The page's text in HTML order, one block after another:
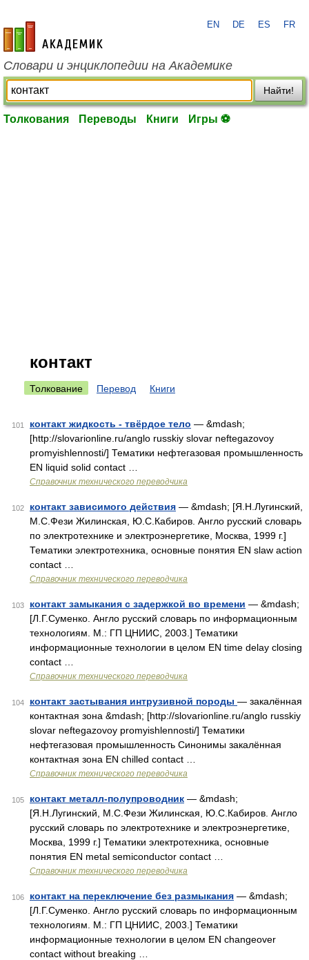
academic.ru
EN DE ES FR
Словари и энциклопедии на Академике
Найти!
Толкования Переводы Книги Игры ⚽
контакт
Толкование Перевод Книги
101 контакт жидкость - твёрдое тело — &mdash;
[http://slovarionline.ru/anglo russkiy slovar neftegazovoy
promyishlennosti/] Тематики нефтегазовая промышленность
EN liquid solid contact …
Справочник технического переводчика
102 контакт зависимого действия — &mdash; [Я.Н.Лугинский,
М.С.Фези Жилинская, Ю.С.Кабиров. Англо русский словарь
по электротехнике и электроэнергетике, Москва, 1999 г.]
Тематики электротехника, основные понятия EN slaw action
contact …
Справочник технического переводчика
103 контакт замыкания с задержкой во времени — &mdash;
[Л.Г.Суменко. Англо русский словарь по информационным
технологиям. М.: ГП ЦНИИС, 2003.] Тематики
информационные технологии в целом EN time delay closing
contact …
Справочник технического переводчика
104 контакт застывания интрузивной породы — закалённая
контактная зона &mdash; [http://slovarionline.ru/anglo russkiy
slovar neftegazovoy promyishlennosti/] Тематики
нефтегазовая промышленность Синонимы закалённая
контактная зона EN chilled contact …
Справочник технического переводчика
105 контакт металл-полупроводник — &mdash;
[Я.Н.Лугинский, М.С.Фези Жилинская, Ю.С.Кабиров. Англо
русский словарь по электротехнике и электроэнергетике,
Москва, 1999 г.] Тематики электротехника, основные
понятия EN metal semiconductor contact …
Справочник технического переводчика
106 контакт на переключение без размыкания — &mdash;
[Л.Г.Суменко. Англо русский словарь по информационным
технологиям. М.: ГП ЦНИИС, 2003.] Тематики
информационные технологии в целом EN changeover
contact without breaking …